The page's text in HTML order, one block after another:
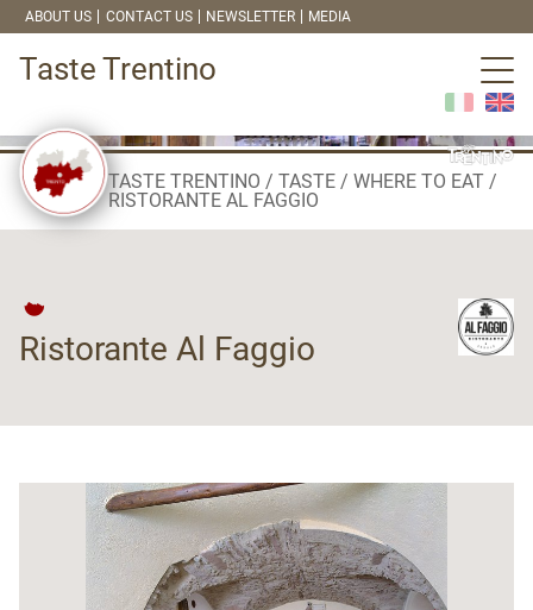
ABOUT US CONTACT US NEWSLETTER MEDIA
Taste Trentino
TASTE TRENTINO TASTE
WHERE TO EAT
RISTORANTE AL FAGGIO
Ristorante Al Faggio